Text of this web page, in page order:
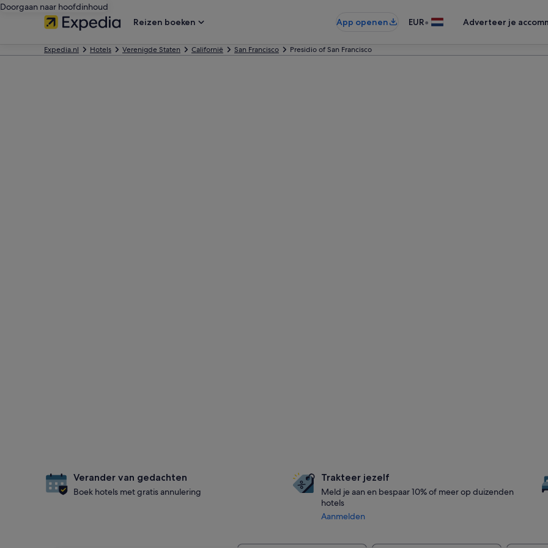
Doorgaan naar hoofdinhoud
Reizen boeken
App openen EUR• Adverteer je
Expedia.nl Hotels Verenigde Staten Californië San Francisco Presidio of San Francisco
Verander van gedachten
Boek hotels met gratis annulering
Trakteer jezelf
Meld je aan en bespaar 10% of meer op duizenden
hotels
Aanmelden